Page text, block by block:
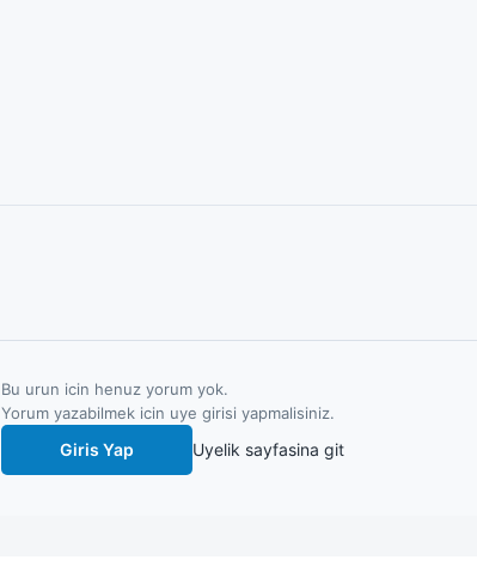
Bu urun icin henuz yorum yok.
Yorum yazabilmek icin uye girisi yapmalisiniz.
Giris Yap Uyelik sayfasina git